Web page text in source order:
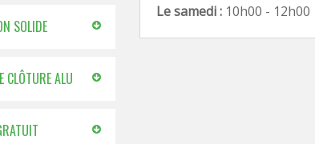
SOLIDE
CLÔTURE ALU
Le samedi : 10h00 - 12h00